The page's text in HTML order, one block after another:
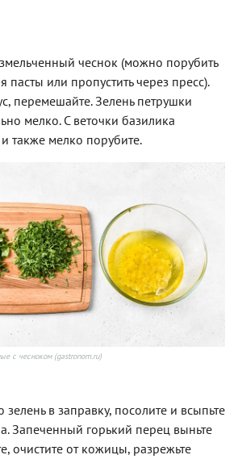
чеснок (можно порубить
или пропустить через пресс).
перемешайте. Зелень петрушки
мелко. С веточки базилика
также мелко порубите.
с чесноком (gastronom.ru)
в заправку, посолите и всыпьте
Запеченный горький перец выньте
очистите от кожицы, разрежьте